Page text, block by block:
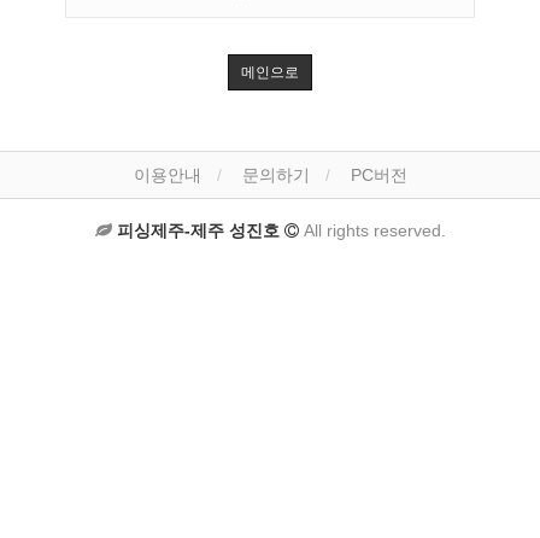
메인으로
이용안내 문의하기 PC버전
피싱제주-제주 성진호 All rights reserved.